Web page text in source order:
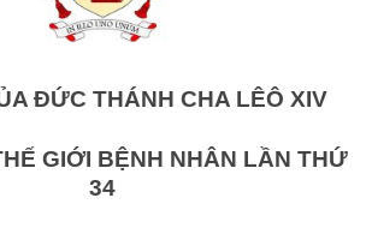
ĐỨC THÁNH CHA LÊÔ XIV
GIỚI BỆNH NHÂN LẦN THỨ
34